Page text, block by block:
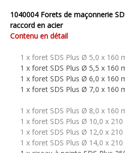
1040004 Forets de maçonnerie
raccord en acier
Contenu en détail
1 x foret SDS Plus Ø 5,0 x 160
1 x foret SDS Plus Ø 5,5 x 160
1 x foret SDS Plus Ø 6,0 x 160
1 x foret SDS Plus Ø 7,0 x 160
1 x foret SDS Plus Ø 8,0 x 160
1 x foret SDS Plus Ø 10,0 x
1 x foret SDS Plus Ø 12,0 x
1 x foret SDS Plus Ø 14,0 x